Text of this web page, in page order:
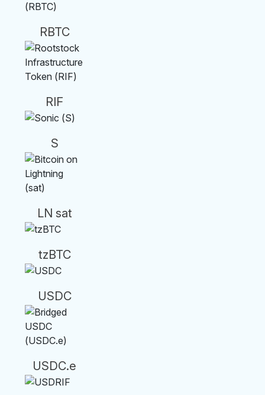
RBTC
RIF
S
LN sat
tzBTC
USDC
USDC.e